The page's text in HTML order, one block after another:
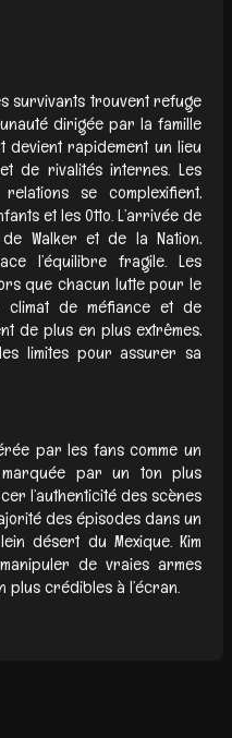
survivants trouvent refuge
dirigée par la famille
devient rapidement un lieu
de rivalités internes. Les
se complexifient,
et les Otto. L’arrivée de
Walker et de la Nation,
l’équilibre fragile. Les
que chacun lutte pour le
de méfiance et de
de plus en plus extrêmes,
limites pour assurer sa
par les fans comme un
par un ton plus
l’authenticité des scènes
des épisodes dans un
désert du Mexique. Kim
de vraies armes
plus crédibles à l’écran.